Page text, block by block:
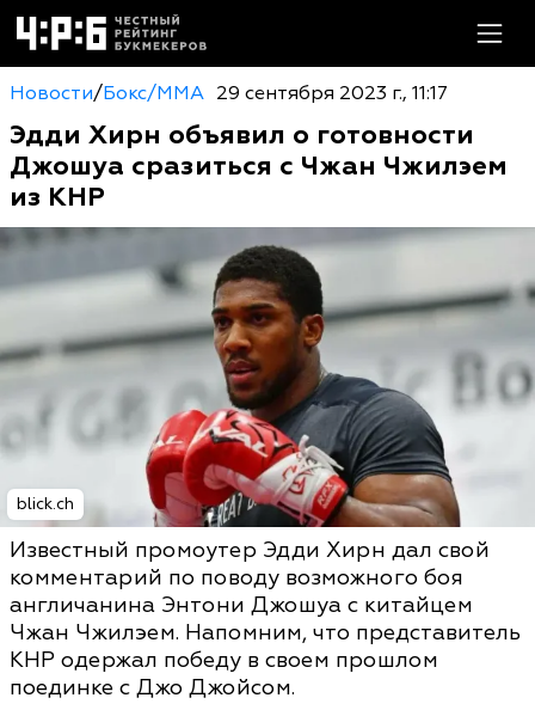
Новости/Бокс/MMA 29 сентября 2023 г., 11:17
Эдди Хирн объявил о готовности
Джошуа сразиться с Чжан Чжилэем
из КНР
blick.ch
Известный промоутер Эдди Хирн дал свой
комментарий по поводу возможного боя
англичанина Энтони Джошуа с китайцем
Чжан Чжилэем. Напомним, что представитель
КНР одержал победу в своем прошлом
поединке с Джо Джойсом.